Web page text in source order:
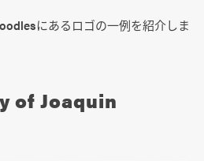
にあるロゴの一例を紹介しま
of Joaquin